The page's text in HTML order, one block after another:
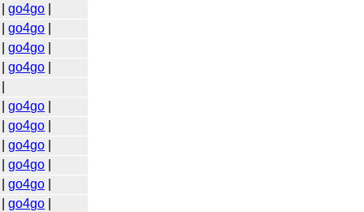
|go4go
|go4go
|go4go
|go4go
|go4go
|go4go
|go4go
|go4go
|go4go
|go4go